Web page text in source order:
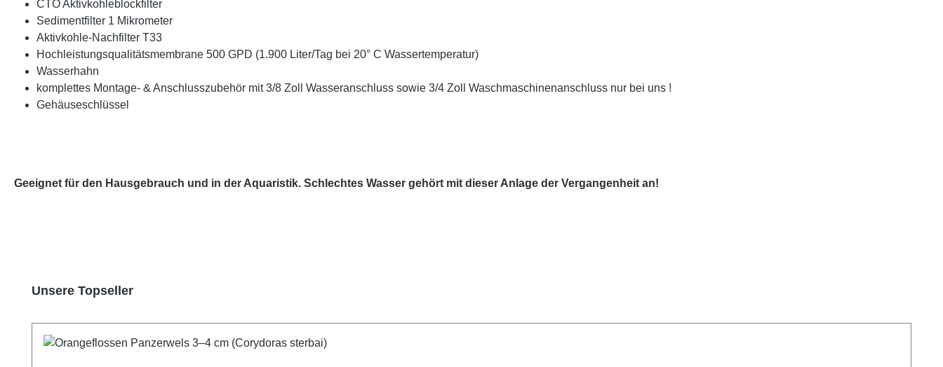
CTO Aktivkohleblockfilter
Sedimentfilter 1 Mikrometer
Aktivkohle-Nachfilter T33
Hochleistungsqualitätsmembrane 500 GPD (1.900 Liter/Tag bei 20° C Wassertemperatur)
Wasserhahn
komplettes Montage- & Anschlusszubehör mit 3/8 Zoll Wasseranschluss sowie 3/4 Zoll Waschmaschinenanschluss nur bei uns !
Gehäuseschlüssel
Geeignet für den Hausgebrauch und in der Aquaristik. Schlechtes Wasser gehört mit dieser Anlage der Vergangenheit an!
Produktgalerie überspringen
Unsere Topseller